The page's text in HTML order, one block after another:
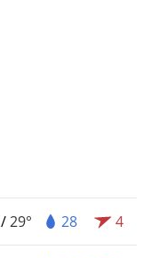
/29° 28 4